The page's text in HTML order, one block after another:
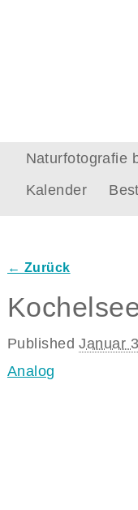
Naturfotografie
Kalender
← Zurück
PublishedJanuar
Analog